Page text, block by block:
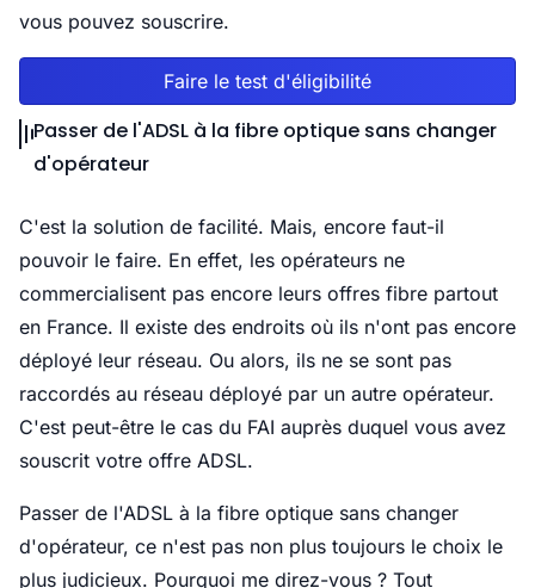
vous pouvez souscrire.
Faire le test d'éligibilité
Passer de l'ADSL à la fibre optique sans changer
d'opérateur
C'est la solution de facilité. Mais, encore faut-il
pouvoir le faire. En effet, les opérateurs ne
commercialisent pas encore leurs offres fibre partout
en France. Il existe des endroits où ils n'ont pas encore
déployé leur réseau. Ou alors, ils ne se sont pas
raccordés au réseau déployé par un autre opérateur.
C'est peut-être le cas du FAI auprès duquel vous avez
souscrit votre offre ADSL.
Passer de l'ADSL à la fibre optique sans changer
d'opérateur, ce n'est pas non plus toujours le choix le
plus judicieux. Pourquoi me direz-vous ? Tout